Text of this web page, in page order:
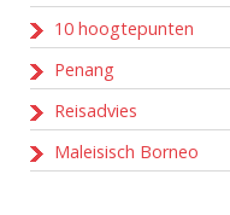
10 hoogtepunten
Penang
Reisadvies
Maleisisch Borneo